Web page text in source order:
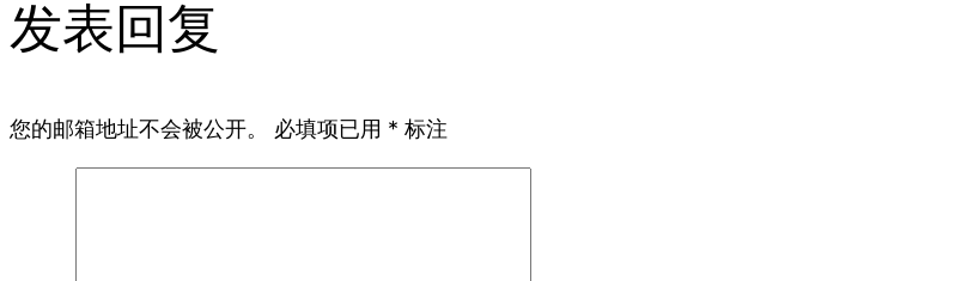
发表回复
您的邮箱地址不会被公开。 必填项已用 * 标注